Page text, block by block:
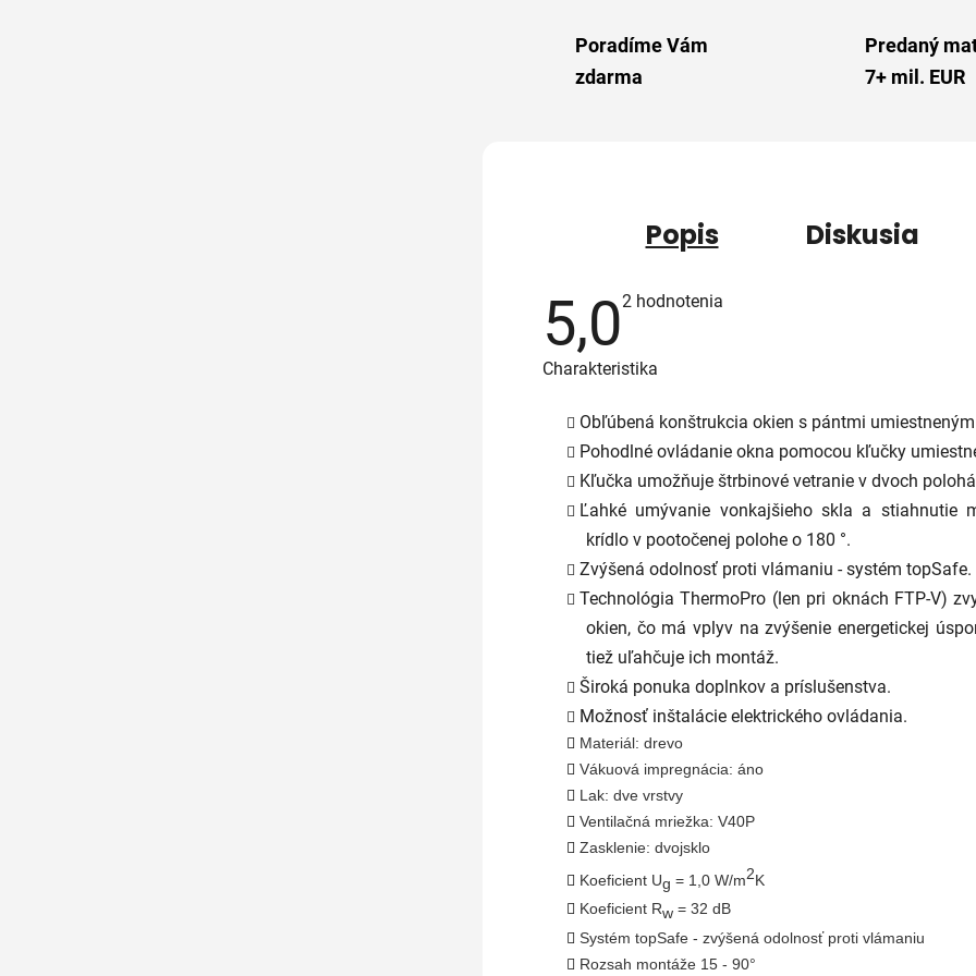
Poradíme Vám
zdarma
Predaný
7+ mil. EUR
Popis Diskusia
5,0Priemerné
5,0
hviezdičiek.
2 hodnotenia
Charakteristika
Obľúbená konštrukcia okien s pántmi
Pohodlné ovládanie okna pomocou kľučky
Kľučka umožňuje štrbinové vetranie v dvoch
Ľahké umývanie vonkajšieho skla a stiahnutie
krídlo v pootočenej polohe o 180 °.
Zvýšená odolnosť proti vlámaniu - systém topSafe.
Technológia ThermoPro (len pri oknách FTP-V)
okien, čo má vplyv na zvýšenie energetickej
tiež uľahčuje ich montáž.
Široká ponuka doplnkov a príslušenstva.
Možnosť inštalácie elektrického ovládania.
Materiál: drevo
Vákuová impregnácia: áno
Lak: dve vrstvy
Ventilačná mriežka: V40P
Zasklenie: dvojsklo
Koeficient Ug = 1,0 W/m2K
Koeficient Rw = 32 dB
Systém topSafe - zvýšená odolnosť proti vlámaniu
Rozsah montáže 15 - 90°